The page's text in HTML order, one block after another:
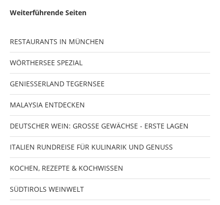
Weiterführende Seiten
RESTAURANTS IN MÜNCHEN
WÖRTHERSEE SPEZIAL
GENIESSERLAND TEGERNSEE
MALAYSIA ENTDECKEN
DEUTSCHER WEIN: GROSSE GEWÄCHSE - ERSTE LAGEN
ITALIEN RUNDREISE FÜR KULINARIK UND GENUSS
KOCHEN, REZEPTE & KOCHWISSEN
SÜDTIROLS WEINWELT